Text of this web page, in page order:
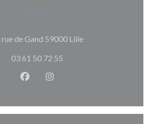
rue de Gand 59000 Lille((ανοίγει σε νέο
03 61 50 72 55
Facebook ((ανοίγει σε νέο
Instagram ((ανοίγει σε